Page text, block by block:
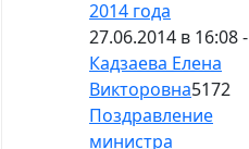
2014 года
27.06.2014 в 16:08 -
Кадзаева Елена
Викторовна5172
Поздравление
министра